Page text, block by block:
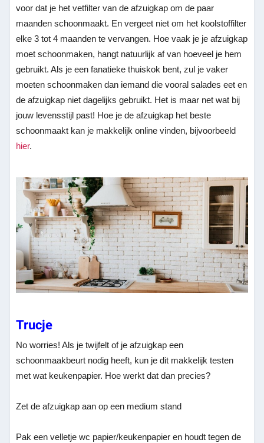
voor dat je het vetfilter van de afzuigkap om de paar
maanden schoonmaakt. En vergeet niet om het koolstoffilter
elke 3 tot 4 maanden te vervangen. Hoe vaak je je afzuigkap
moet schoonmaken, hangt natuurlijk af van hoeveel je hem
gebruikt. Als je een fanatieke thuiskok bent, zul je vaker
moeten schoonmaken dan iemand die vooral salades eet en
de afzuigkap niet dagelijks gebruikt. Het is maar net wat bij
jouw levensstijl past! Hoe je de afzuigkap het beste
schoonmaakt kan je makkelijk online vinden, bijvoorbeeld
hier.
Trucje
No worries! Als je twijfelt of je afzuigkap een
schoonmaakbeurt nodig heeft, kun je dit makkelijk testen
met wat keukenpapier. Hoe werkt dat dan precies?
Zet de afzuigkap aan op een medium stand
Pak een velletje wc papier/keukenpapier en houdt tegen de